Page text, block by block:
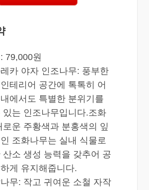
79,000원
카 야자 인조나무: 풍부한
테리어 공간에 톡톡히 어
에서도 특별한 분위기를
있는 인조나무입니다.조화
로운 주황색과 분홍색의 잎
조화나무는 실내 식물로
산소 생성 능력을 갖추어 공
게 유지해줍니다.
무: 작고 귀여운 소철 자작